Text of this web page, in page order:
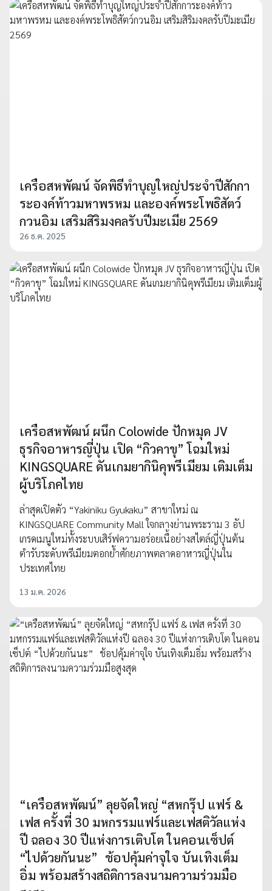
เครือสหพัฒน์ จัดพิธีทำบุญใหญ่ประจำปีสักกา
ระองค์ท้าวมหาพรหม และองค์พระโพธิสัตว์
กวนอิม เสริมสิริมงคลรับปีมะเมีย 2569
26 ธ.ค. 2025
เครือสหพัฒน์ ผนึก Colowide ปักหมุด JV
ธุรกิจอาหารญี่ปุ่น เปิด “กิวคาขุ” โฉมใหม่
KINGSQUARE ดันเกมยากินิคุพรีเมียม เติมเต็ม
ผู้บริโภคไทย
ล่าสุดเปิดตัว “Yakiniku Gyukaku” สาขาใหม่ ณ
KINGSQUARE Community Mall ใจกลางย่านพระราม 3 อัป
เกรดเมนูใหม่ทั้งระบบเสิร์ฟความอร่อยเนื้อย่างสไตล์ญี่ปุ่นต้น
ตำรับระดับพรีเมียมตอกย้ำศักยภาพตลาดอาหารญี่ปุ่นใน
ประเทศไทย
13 ม.ค. 2026
“เครือสหพัฒน์” ลุยจัดใหญ่ “สหกรุ๊ป แฟร์ &
เฟส ครั้งที่ 30 มหกรรมแฟร์และเฟสติวัลแห่ง
ปี ฉลอง 30 ปีแห่งการเติบโต ในคอนเซ็ปต์
“ไปด้วยกันนะ” ช้อปคุ้มค่าจุใจ บันเทิงเต็ม
อิ่ม พร้อมสร้างสถิติการลงนามความร่วมมือ